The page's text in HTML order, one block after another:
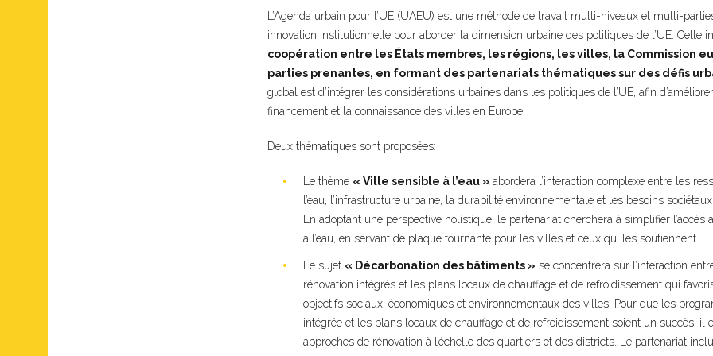
L’Agenda urbain pour l’UE (UAEU) est une méthode de travail multi-niveaux et multi-
innovation institutionnelle pour aborder la dimension urbaine des politiques de l’UE. Cette
coopération entre les États membres, les régions, les villes, la Commission
parties prenantes, en formant des partenariats thématiques sur des défis
global est d’intégrer les considérations urbaines dans les politiques de l’UE, afin
financement et la connaissance des villes en Europe.
Deux thématiques sont proposées:
Le thème « Ville sensible à l’eau » abordera l’interaction complexe entre les
l’eau, l’infrastructure urbaine, la durabilité environnementale et les besoins
En adoptant une perspective holistique, le partenariat cherchera à simplifier l’accès
à l’eau, en servant de plaque tournante pour les villes et ceux qui les soutiennent.
Le sujet « Décarbonation des bâtiments » se concentrera sur l’interaction
rénovation intégrés et les plans locaux de chauffage et de refroidissement qui
objectifs sociaux, économiques et environnementaux des villes. Pour que les
intégrée et les plans locaux de chauffage et de refroidissement soient un succès, il
approches de rénovation à l’échelle des quartiers et des districts. Le partenariat